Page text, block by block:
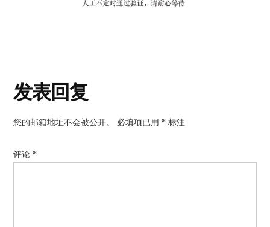
读
者
互
动
发表回复
您的邮箱地址不会被公开。 必填项已用 * 标注
评论 *